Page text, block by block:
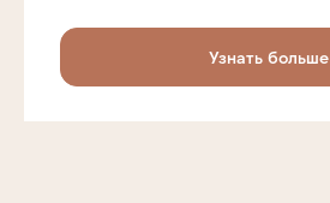
Узнать больше